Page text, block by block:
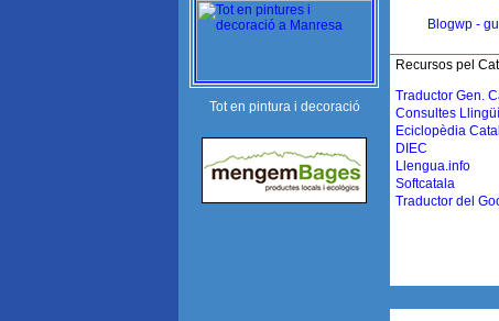
Tot en pintura i decoració
Blogwp -
Recursos pel
Traductor Gen.
Consultes
Eciclopèdia
DIEC
Llengua.info
Softcatala
Traductor del